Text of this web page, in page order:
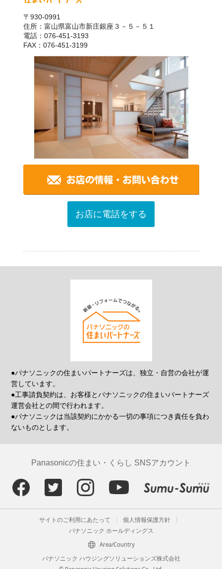
〒930-0991
住所：富山県富山市新庄銀座３－５－５１
電話：076-451-3193
FAX：076-451-3199
お店に電話をする
●パナソニックの住まいパートナーズは、独立・自営の会社が運
営しています。
●工事請負契約は、お客様とパナソニックの住まいパートナーズ
運営会社との間で行われます。
●パナソニックは当該契約にかかる一切の事項につき責任を負わ
ないものとします。
Panasonicの住まい・くらし SNSアカウント
サイトのご利用にあたって
個人情報保護方針
パナソニック ホールディングス
Area/Country
パナソニック ハウジングソリューションズ株式会社